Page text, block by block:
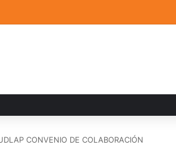
del Curso de Verano de Escuelas Aztecas
CONVENIO DE COLABORACIÓN